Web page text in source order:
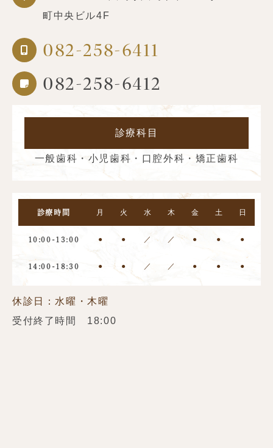
町中央ビル4F
082-258-6411
082-258-6412
診療科目
一般歯科・小児歯科・口腔外科・矯正歯科
診療時間 月 火 水 木 金 土 日
10:00-13:00 ● ● ／ ／ ● ● ●
14:00-18:30 ● ● ／ ／ ● ● ●
休診日：水曜・木曜
受付終了時間 18:00